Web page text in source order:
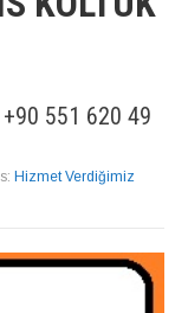
+90 551 620 49
Hizmet Verdiğimiz